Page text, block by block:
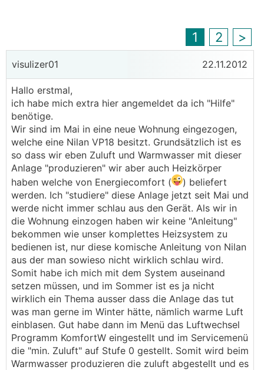
1 2 >
visulizer01 22.11.2012
Hallo erstmal,
ich habe mich extra hier angemeldet da ich "Hilfe"
benötige.
Wir sind im Mai in eine neue Wohnung eingezogen,
welche eine Nilan VP18 besitzt. Grundsätzlich ist es
so dass wir eben Zuluft und Warmwasser mit dieser
Anlage "produzieren" wir aber auch Heizkörper
haben welche von Energiecomfort (
) beliefert
werden. Ich "studiere" diese Anlage jetzt seit Mai und
werde nicht immer schlau aus den Gerät. Als wir in
die Wohnung einzogen haben wir keine "Anleitung"
bekommen wie unser komplettes Heizsystem zu
bedienen ist, nur diese komische Anleitung von Nilan
aus der man sowieso nicht wirklich schlau wird.
Somit habe ich mich mit dem System auseinand
setzen müssen, und im Sommer ist es ja nicht
wirklich ein Thema ausser dass die Anlage das tut
was man gerne im Winter hätte, nämlich warme Luft
einblasen. Gut habe dann im Menü das Luftwechsel
Programm KomfortW eingestellt und im Servicemenü
die "min. Zuluft" auf Stufe 0 gestellt. Somit wird beim
Warmwasser produzieren die zuluft abgestellt und es